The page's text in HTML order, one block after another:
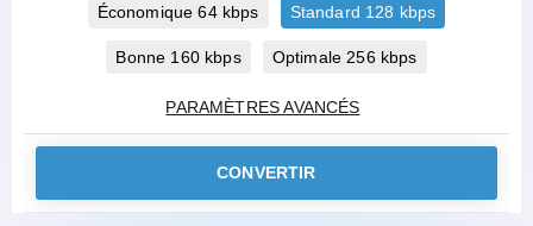
Économique 64 kbps Standard 128 kbps
Bonne 160 kbps Optimale 256 kbps
PARAMÈTRES AVANCÉS
CONVERTIR